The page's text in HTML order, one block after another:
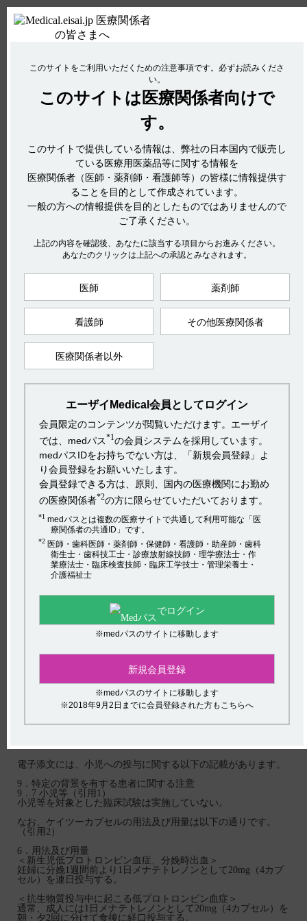
使用期限検索 Drug Information
No : 2914
【ケイツーカプセル】 小児への投与に関する注
意事項について教えてください。
電子添文には、小児への投与に関する以下の記載があります。
9．特定の背景を有する患者に関する注意
9．7 小児等（引用1）
小児等を対象とした臨床試験は実施していない。
なお、ケイツーカプセルの用法及び用量は以下の通りです。
6．用法及び用量
＜新生児低プロトロンビン血症、分娩時出血＞
妊婦に分娩1週間前より1日メナテトレノンとして20mg（4カプ
セル）を連日投与する。
＜抗生物質投与中に起こる低プロトロンビン血症＞
＜クマリン系殺鼠剤中毒時に起こる低プロトロンビン血症＞
通常、成人には1日メナテトレノンとして40mg（8カプセル）
を朝・夕2回に分けて食後に経口投与するが、症状、血液凝固
能検査結果に応じて適宜増減する。
【引用】
1）ケイツーカプセル5mg電子添文 2023年3月改訂（第1版）
9．特定の背景を有する患者に関する注意 9．7 小児等
2）ケイツーカプセル5mg電子添文 2023年3月改訂（第1版）
6．用法及び用量
ケイツー
電子添文には、小児への投与に関する以下の記載があります。
9．特定の背景を有する患者に関する注意
9．7 小児等（引用1）
小児等を対象とした臨床試験は実施していない。
なお、ケイツーカプセルの用法及び用量は以下の通りです。
（引用2）
6．用法及び用量
＜新生児低プロトロンビン血症、分娩時出血＞
妊婦に分娩1週間前より1日メナテトレノンとして20mg（4カプ
セル）を連日投与する。
＜抗生物質投与中に起こる低プロトロンビン血症＞
通常、成人には1日メナテトレノンとして20mg（4カプセル）を
朝・夕2回に分けて食後に経口投与する。
関連するQ&A
【ケアラム】 初回から25mgを超えて投与してもよいですか？
【ニトロール・錠・スプレー・Rカプセル】 高齢者への投与に関
する注意事項について教えてください。
【ニトロール・錠・スプレー・Rカプセル】 使用期限は何年です
【ネオフィリン・注点滴用バッグ】 禁忌及び特定の背景を有する
患者に関する注意事項について教えてください。
アンケート:ご意見をお聞かせください
このサイトをご利用いただくための注意事項です。 必ずお読みくださ
い。
このサイトは 医療関係者向けで
す。
このサイトで提供している情報は、弊社の日本国内で販売し
ている医療用医薬品等に関する情報を
医療関係者（医師・薬剤師・看護師等）の皆様に情報提供す
ることを目的として作成されています。
一般の方への情報提供を目的としたものではありませんので
ご了承ください。
上記の内容を確認後、あなたに該当する項目からお進みください。
あなたのクリックは上記への承認とみなされます。
医師 薬剤師
看護師 その他医療関係者
医療関係者以外
エーザイMedical会員としてログイン
会員限定のコンテンツが閲覧いただけます。エーザイ
では、medパス*1の会員システムを採用しています。
medパスIDをお持ちでない方は、「新規会員登録」よ
り会員登録をお願いいたします。
会員登録できる方は、原則、国内の医療機関にお勤め
の医療関係者*2の方に限らせていただいております。
*1 medパスとは複数の医療サイトで共通して利用可能な「医
療関係者の共通ID」です。
*2 医師・歯科医師・薬剤師・保健師・看護師・助産師・歯科
衛生士・歯科技工士・診療放射線技師・理学療法士・作
業療法士・臨床検査技師・臨床工学技士・管理栄養士・
介護福祉士
でログイン
※medパスのサイトに移動します
新規会員登録
※medパスのサイトに移動します
※2018年9月2日までに会員登録された方もこちらへ
hhcホットライン
(平日9時〜18時 土日・祝日9時〜17時)
フリーダイヤル0120-419-497
インターネットでのお問い合わせ
エーザイ企業サイト
株主・投資家の皆さまへ
社会・環境活動
採用情報 プライバシーポリシー
ご利用について
Copyright(C) 2017 Eisai Co., Ltd. All rights reserved.